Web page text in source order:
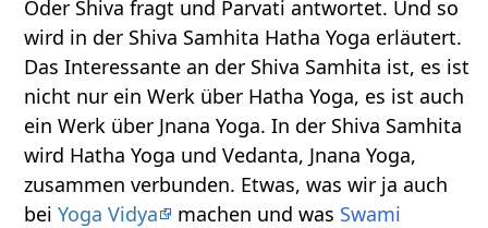
Oder Shiva fragt und Parvati antwortet. Und so
wird in der Shiva Samhita Hatha Yoga erläutert.
Das Interessante an der Shiva Samhita ist, es ist
nicht nur ein Werk über Hatha Yoga, es ist auch
ein Werk über Jnana Yoga. In der Shiva Samhita
wird Hatha Yoga und Vedanta, Jnana Yoga,
zusammen verbunden. Etwas, was wir ja auch
beiYoga Vidya machen und was Swami